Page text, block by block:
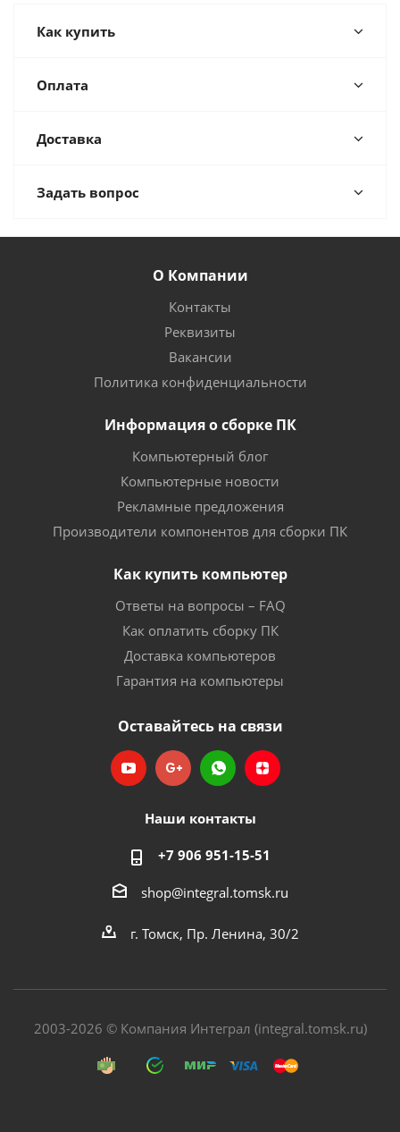
Как купить
Оплата
Доставка
Задать вопрос
О Компании
Контакты
Реквизиты
Вакансии
Политика конфиденциальности
Информация о сборке ПК
Компьютерный блог
Компьютерные новости
Рекламные предложения
Производители компонентов для сборки ПК
Как купить компьютер
Ответы на вопросы – FAQ
Как оплатить сборку ПК
Доставка компьютеров
Гарантия на компьютеры
Оставайтесь на связи
Наши контакты
+7 906 951-15-51
shop@integral.tomsk.ru
г. Томск, Пр. Ленина, 30/2
2003-2026 © Компания Интеграл (integral.tomsk.ru)